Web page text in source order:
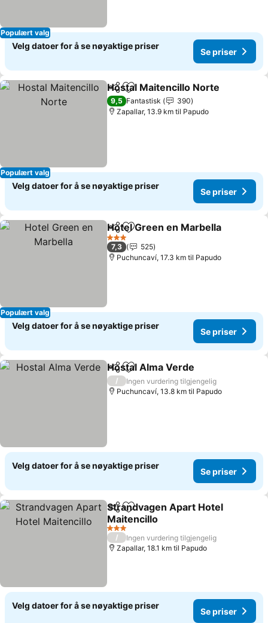
Populært valg
Velg datoer for å se nøyaktige priser
Se priser
Populært valg
Del Legg til i favoritter
Hostal Maitencillo Norte
9,5 Fantastisk
390
Zapallar, 13.9 km til Papudo
Velg datoer for å se nøyaktige priser
Se priser
Populært valg
Del Legg til i favoritter
Hotel Green en Marbella
3 Stjerner
7,3
525
Puchuncaví, 17.3 km til Papudo
Velg datoer for å se nøyaktige priser
Se priser
Del Legg til i favoritter
Hostal Alma Verde
/
Ingen vurdering tilgjengelig
Puchuncaví, 13.8 km til Papudo
Velg datoer for å se nøyaktige priser
Se priser
Del Legg til i favoritter
Strandvagen Apart Hotel
Maitencillo
3 Stjerner
/
Ingen vurdering tilgjengelig
Zapallar, 18.1 km til Papudo
Velg datoer for å se nøyaktige priser
Se priser